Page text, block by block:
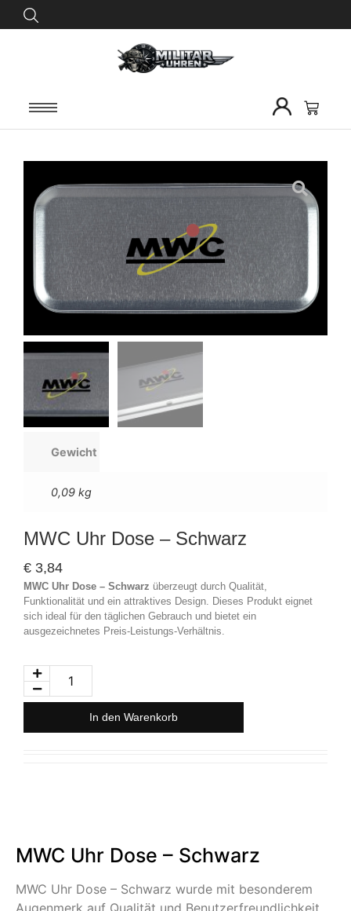
Gewicht
0,09 kg
MWC Uhr Dose – Schwarz
€ 3,84
MWC Uhr Dose – Schwarz überzeugt durch Qualität,
Funktionalität und ein attraktives Design. Dieses Produkt eignet
sich ideal für den täglichen Gebrauch und bietet ein
ausgezeichnetes Preis-Leistungs-Verhältnis.
In den Warenkorb
MWC Uhr Dose – Schwarz
MWC Uhr Dose – Schwarz wurde mit besonderem
Augenmerk auf Qualität und Benutzerfreundlichkeit